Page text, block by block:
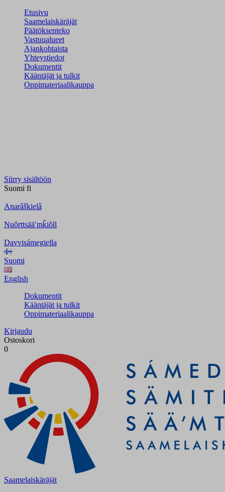
Etusivu
Saamelaiskäräjät
Päätöksenteko
Vastuualueet
Ajankohtaista
Yhteystiedot
Dokumentit
Kääntäjät ja tulkit
Oppimateriaalikauppa
Siirry sisältöön
Suomi fi
Anarâškielâ
Nuõrttsääʹmǩiõll
Davvisámegiella
Suomi
English
Dokumentit
Kääntäjät ja tulkit
Oppimateriaalikauppa
Kirjaudu
Ostoskori
0
Saamelaiskäräjät